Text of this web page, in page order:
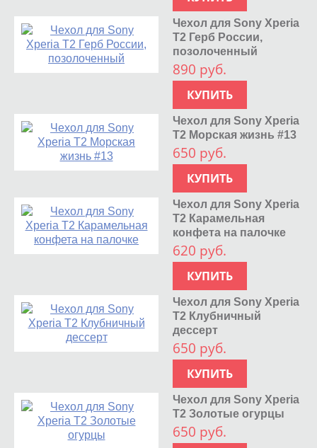
Чехол для Sony Xperia
T2 Герб России,
позолоченный
890 руб.
КУПИТЬ
Чехол для Sony Xperia
T2 Морская жизнь #13
650 руб.
КУПИТЬ
Чехол для Sony Xperia
T2 Карамельная
конфета на палочке
620 руб.
КУПИТЬ
Чехол для Sony Xperia
T2 Клубничный
дессерт
650 руб.
КУПИТЬ
Чехол для Sony Xperia
T2 Золотые огурцы
650 руб.